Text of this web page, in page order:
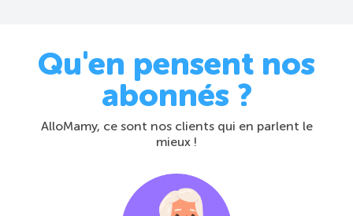
Qu'en pensent nos
abonnés ?
AlloMamy, ce sont nos clients qui en parlent le
mieux !